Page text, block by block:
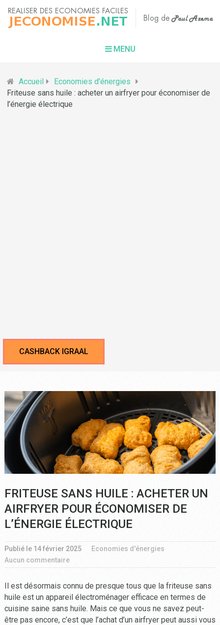
MENU
Accueil
Economies d'énergies
Friteuse sans huile : acheter un airfryer pour économiser de
l’énergie électrique
CASHBACK IGRAAL
FRITEUSE SANS HUILE : ACHETER UN
AIRFRYER POUR ÉCONOMISER DE
L’ÉNERGIE ÉLECTRIQUE
Publié le 14 février 2025
Economies d'énergies
Aucun commentaire
Il est désormais connu de presque tous que la friteuse sans
huile est un appareil électroménager efficace en termes de
cuisine saine sans huile. Mais ce que vous ne savez peut-
être pas encore, c’est que l’achat d’un airfryer peut aussi vous